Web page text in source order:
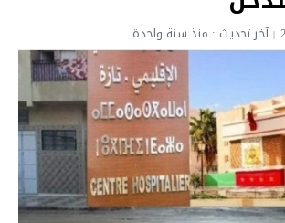
آخر تحديث : منذ سنة واحدة